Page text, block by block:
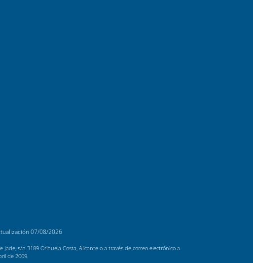
07/08/2026
s/n 3189 Orihuela Costa, Alicante o a través de correo electrónico a
de 2009.